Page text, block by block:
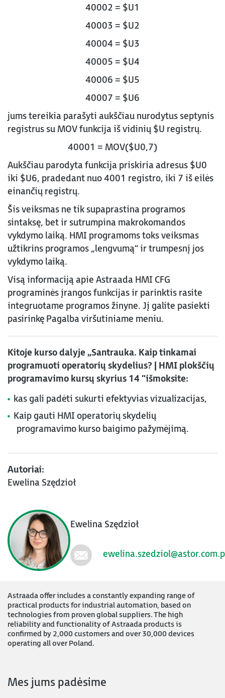
40002 = $U1
40003 = $U2
40004 = $U3
40005 = $U4
40006 = $U5
40007 = $U6
jums tereikia parašyti aukščiau nurodytus septynis
registrus su MOV funkcija iš vidinių $U registrų.
40001 = MOV($U0,7)
Aukščiau parodyta funkcija priskiria adresus $U0
iki $U6, pradedant nuo 4001 registro, iki 7 iš eilės
einančių registrų.
Šis veiksmas ne tik supaprastina programos
sintaksę, bet ir sutrumpina makrokomandos
vykdymo laiką. HMI programoms toks veiksmas
užtikrins programos „lengvumą“ ir trumpesnį jos
vykdymo laiką.
Visą informaciją apie Astraada HMI CFG
programinės įrangos funkcijas ir parinktis rasite
integruotame programos žinyne. Jį galite pasiekti
pasirinkę Pagalba viršutiniame meniu.
Kitoje kurso dalyje „Santrauka. Kaip tinkamai
programuoti operatorių skydelius? | HMI plokščių
programavimo kursų skyrius 14 "išmoksite:
kas gali padėti sukurti efektyvias vizualizacijas,
Kaip gauti HMI operatorių skydelių
programavimo kurso baigimo pažymėjimą.
Autoriai:
Ewelina Szędzioł
Ewelina Szędzioł
Astraada offer includes a constantly expanding range of
practical products for industrial automation, based on
technologies from proven global suppliers. The high
reliability and functionality of Astraada products is
confirmed by 2,000 customers and over 30,000 devices
operating all over Poland.
Mes jums padėsime